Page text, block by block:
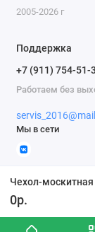
0р.
2005-2026 г
Поддержка
+7 (911) 754-51-
Работаем без
Мы в сети